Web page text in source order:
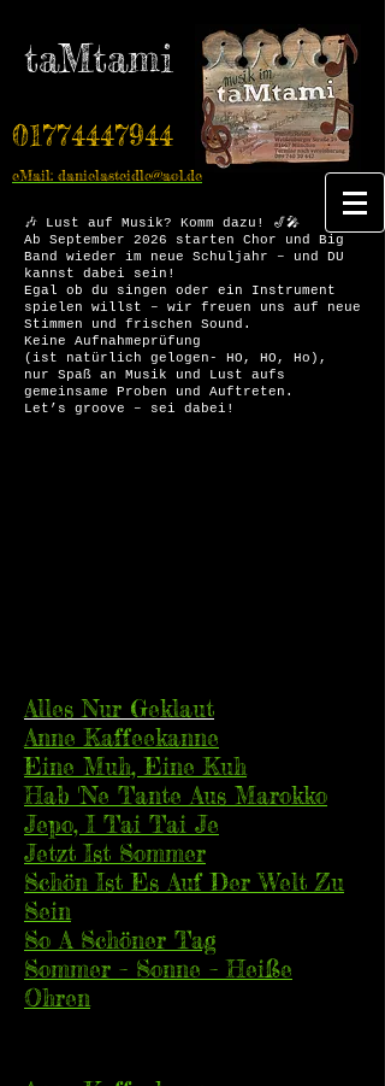
taMtami
🎶 Lust auf Musik? Komm dazu! 🎷🎤
Ab September 2026 starten Chor und Big
Band wieder im neue Schuljahr – und DU
kannst dabei sein!
Egal ob du singen oder ein Instrument
spielen willst – wir freuen uns auf neue
Stimmen und frischen Sound.
Keine Aufnahmeprüfung
(ist natürlich gelogen- HO, HO, Ho),
nur Spaß an Musik und Lust aufs
gemeinsame Proben und Auftreten.
Let’s groove – sei dabei!
01774447944
eMail: danielasteidle@aol.de
Alles Nur Geklaut
Anne Kaffeekanne
Eine Muh, Eine Kuh
Hab 'Ne Tante Aus Marokko
Jepo, I Tai Tai Je
Jetzt Ist Sommer
Schön Ist Es Auf Der Welt Zu
Sein
So A Schöner Tag
Sommer – Sonne – Heiße
Ohren